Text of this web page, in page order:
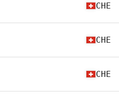
CHE
CHE
CHE